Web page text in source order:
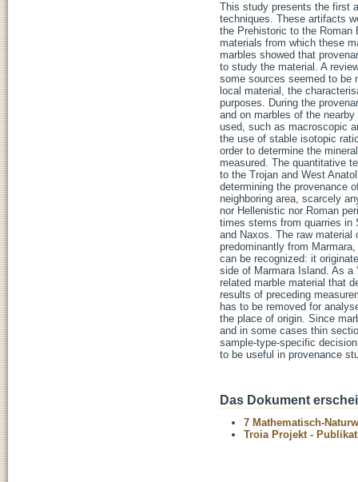
This study presents the first
techniques. These artifacts
the Prehistoric to the Roman
materials from which these
marbles showed that
to study the material. A
some sources seemed to be
local material, the
purposes. During the
and on marbles of the
used, such as macroscopic
the use of stable isotopic
order to determine the
measured. The quantitative
to the Trojan and West
determining the provenance
neighboring area, scarcely
nor Hellenistic nor Roman
times stems from quarries in
and Naxos. The raw material
predominantly from
can be recognized: it
side of Marmara Island. As a
related marble material that
results of preceding
has to be removed for
the place of origin. Since
and in some cases thin
sample-type-specific
to be useful in provenance
Das Dokument
7 Mathematisch-
Troia Projekt -